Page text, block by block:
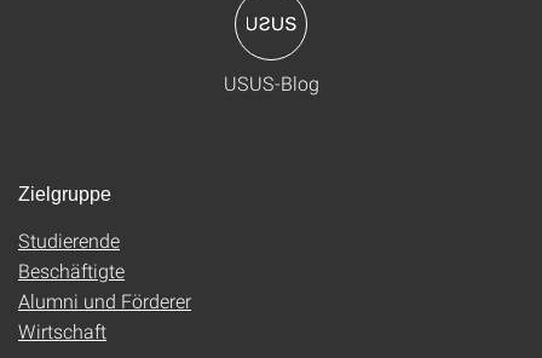
USUS-Blog
Zielgruppe
Studierende
Beschäftigte
Alumni und Förderer
Wirtschaft